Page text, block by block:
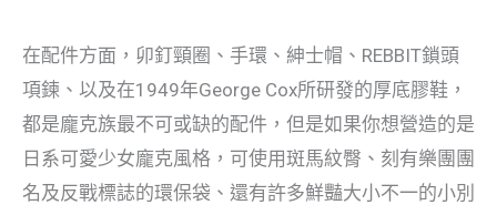
在配件方面，卯釘頸圈、手環、紳士帽、REBBIT鎖頭
項鍊、以及在1949年George Cox所研發的厚底膠鞋，
都是龐克族最不可或缺的配件，但是如果你想營造的是
日系可愛少女龐克風格，可使用斑馬紋臀、刻有樂團團
名及反戰標誌的環保袋、還有許多鮮豔大小不一的小別